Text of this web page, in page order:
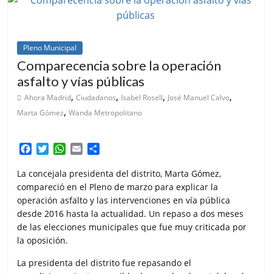
Pleno Municipal
Comparecencia sobre la operación
asfalto y vías públicas
Ahora Madrid,Ciudadanos, Isabel Rosell, José Manuel Calvo,
Marta Gómez,Wanda Metropolitano
F
c
e
b
o
o
k
T
i
t
t
e
r
W
a
t
s
A
p
p
E
a
i
l
m
p
a
r
t
i
La concejala presidenta del distrito, Marta Gómez,
compareció en el Pleno de marzo para explicar la
operación asfalto y las intervenciones en vía pública
desde 2016 hasta la actualidad. Un repaso a dos meses
de las elecciones municipales que fue muy criticada por
la oposición.
La presidenta del distrito fue repasando el